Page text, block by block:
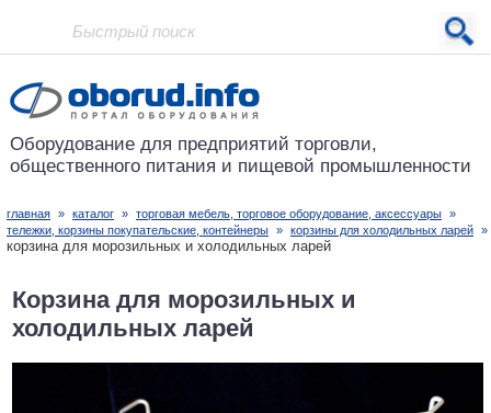
Проект основан в 2001 году
Оборудование для предприятий торговли,
общественного питания и пищевой промышленности
главная » каталог » торговая мебель, торговое оборудование, аксессуары »
тележки, корзины покупательские, контейнеры » корзины для холодильных ларей »
корзина для морозильных и холодильных ларей
Корзина для морозильных и
холодильных ларей